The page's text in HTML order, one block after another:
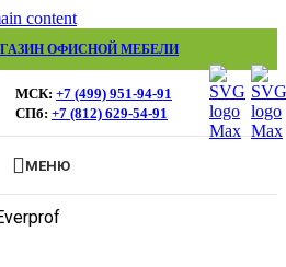
content
ОФИСНОЙ МЕБЕЛИ
МСК: +7 (499) 951-94-91
СПб: +7 (812) 629-54-91
МЕНЮ